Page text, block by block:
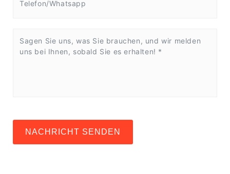
NACHRICHT SENDEN